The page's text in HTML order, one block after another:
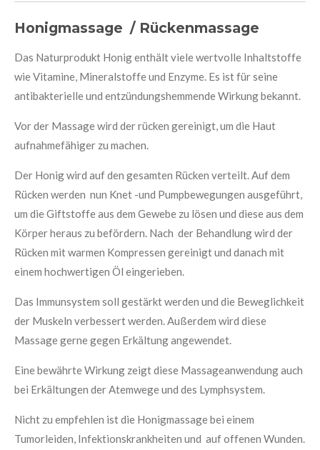
Honigmassage / Rückenmassage
Das Naturprodukt Honig enthält viele wertvolle Inhaltstoffe
wie Vitamine, Mineralstoffe und Enzyme. Es ist für seine
antibakterielle und entzündungshemmende Wirkung bekannt.
Vor der Massage wird der rücken gereinigt, um die Haut
aufnahmefähiger zu machen.
Der Honig wird auf den gesamten Rücken verteilt. Auf dem
Rücken werden nun Knet -und Pumpbewegungen ausgeführt,
um die Giftstoffe aus dem Gewebe zu lösen und diese aus dem
Körper heraus zu befördern. Nach der Behandlung wird der
Rücken mit warmen Kompressen gereinigt und danach mit
einem hochwertigen Öl eingerieben.
Das Immunsystem soll gestärkt werden und die Beweglichkeit
der Muskeln verbessert werden. Außerdem wird diese
Massage gerne gegen Erkältung angewendet.
Eine bewährte Wirkung zeigt diese Massageanwendung auch
bei Erkältungen der Atemwege und des Lymphsystem.
Nicht zu empfehlen ist die Honigmassage bei einem
Tumorleiden, Infektionskrankheiten und auf offenen Wunden.